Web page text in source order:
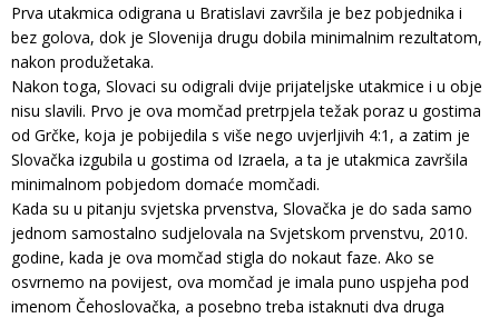
Prva utakmica odigrana u Bratislavi završila je bez pobjednika i
bez golova, dok je Slovenija drugu dobila minimalnim rezultatom,
nakon produžetaka.
Nakon toga, Slovaci su odigrali dvije prijateljske utakmice i u obje
nisu slavili. Prvo je ova momčad pretrpjela težak poraz u gostima
od Grčke, koja je pobijedila s više nego uvjerljivih 4:1, a zatim je
Slovačka izgubila u gostima od Izraela, a ta je utakmica završila
minimalnom pobjedom domaće momčadi.
Kada su u pitanju svjetska prvenstva, Slovačka je do sada samo
jednom samostalno sudjelovala na Svjetskom prvenstvu, 2010.
godine, kada je ova momčad stigla do nokaut faze. Ako se
osvrnemo na povijest, ova momčad je imala puno uspjeha pod
imenom Čehoslovačka, a posebno treba istaknuti dva druga